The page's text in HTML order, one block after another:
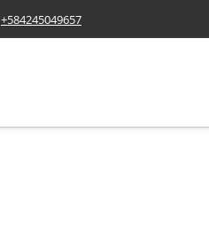
+584245049657